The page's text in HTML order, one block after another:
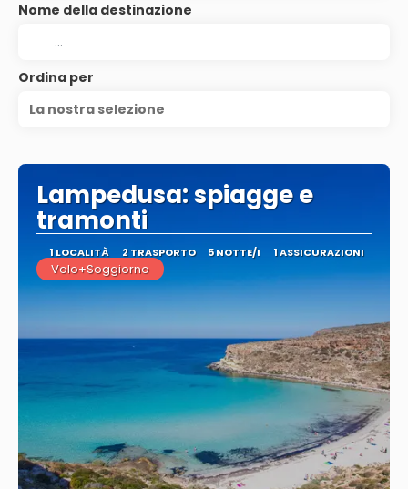
Nome della destinazione
Ordina per
La nostra selezione
Lampedusa: spiagge e
tramonti
1 LOCALITÀ 2 TRASPORTO 5 NOTTE/I 1 ASSICURAZIONI
Volo+Soggiorno